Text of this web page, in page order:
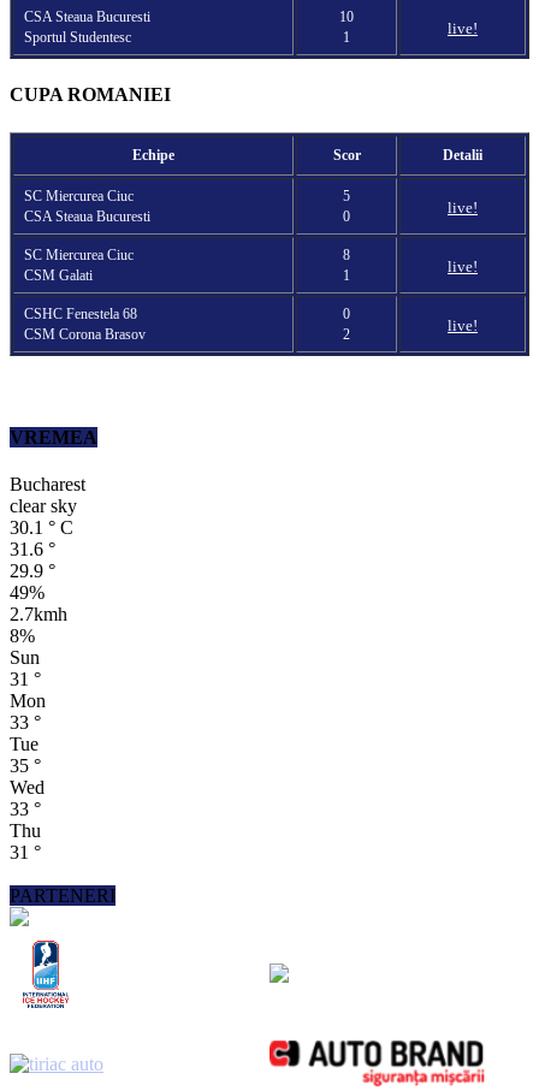
CSA Steaua Bucuresti
Sportul Studentesc
10
1
live!
CUPA ROMANIEI
Echipe Scor Detalii
SC Miercurea Ciuc
CSA Steaua Bucuresti
5
0
live!
SC Miercurea Ciuc
CSM Galati
8
1
live!
CSHC Fenestela 68
CSM Corona Brasov
0
2
live!
VREMEA
Bucharest
clear sky
30.1 ° C
31.6 °
29.9 °
49%
2.7kmh
8%
Sun
31 °
Mon
33 °
Tue
35 °
Wed
33 °
Thu
31 °
PARTENERI